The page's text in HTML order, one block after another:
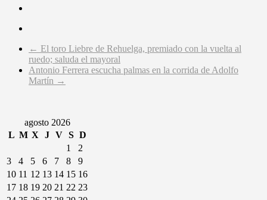
← El toro Liebre de Rehuelga, premiado con la vuelta al
ruedo; saluda el mayoral
Antonio Ferrera escucha palmas en la corrida de Adolfo
Martín →
agosto 2026
L M X J V S D
1
2
3
4 5 6 7 8
9
10 11 12 13 14 15 16
17 18 19 20 21 22 23